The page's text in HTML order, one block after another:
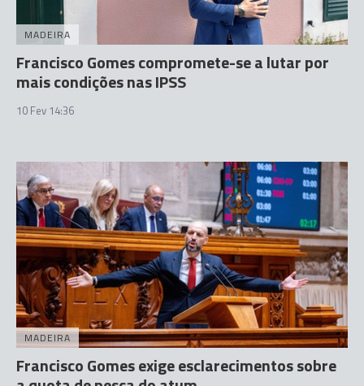
MADEIRA
Francisco Gomes compromete-se a lutar por
mais condições nas IPSS
10 Fev 14:36
MADEIRA
Francisco Gomes exige esclarecimentos sobre